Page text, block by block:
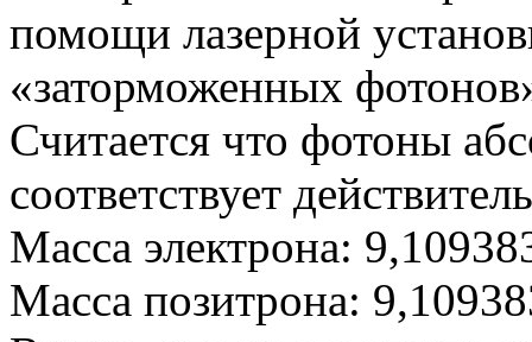
помощи лазерной
«заторможенных
Считается что фотоны
соответствует
Масса электрона:
Масса позитрона: